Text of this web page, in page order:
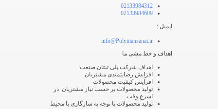
02133984312
02133984609
ایمیل :
info@Polytitansanat.ir
اهداف و خط مشی ما
اهداف شرکت پلی تیتان صنعت:
افزایش رضایتمندی مشتریان
افزایش کیفیت محصولات
تولید محصولات بر حسب نیاز مشتریان در
اسرع وقت
تولید محصولات با توجه به سازگاری با محیط